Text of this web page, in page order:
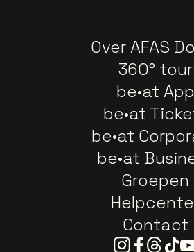
Over AFAS
360° tour
be•at App
be•at
be•at
be•at
Groepen
Contact
Instagram
Facebook
Threads
Tiktok